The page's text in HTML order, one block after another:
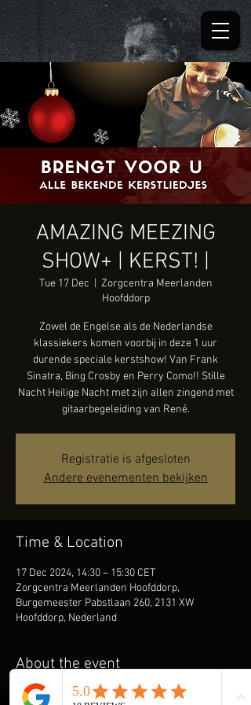
AMAZING MEEZING
SHOW+ | KERST! |
Tue 17 Dec
Zorgcentra Meerlanden
Hoofddorp
Zowel de Engelse als de Nederlandse
klassiekers komen voorbij in deze 1 uur
durende speciale kerstshow! Van Frank
Sinatra, Bing Crosby en Perry Como!! Stille
Nacht Heilige Nacht met zijn allen zingend met
gitaarbegeleiding van René.
Registratie is afgesloten
Andere evenementen bekijken
Time & Location
17 Dec 2024, 14:30 – 15:30 CET
Zorgcentra Meerlanden Hoofddorp,
Burgemeester Pabstlaan 260, 2131 XW
Hoofddorp, Nederland
About the event
AMAZING MEEZING SHOW+ | liedjes uit